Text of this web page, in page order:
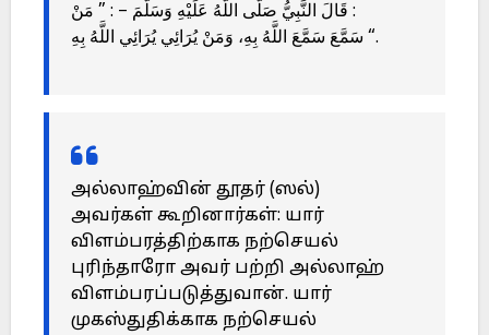
: قَالَ النَّبِيُّ صَلَّى اللَّهُ عَلَيْهِ وَسَلَّمَ – : ” مَنْ
سَمَّعَ سَمَّعَ اللَّهُ بِهِ، وَمَنْ يُرَائِي يُرَائِي اللَّهُ بِهِ “.
அல்லாஹ்வின் தூதர் (ஸல்)
அவர்கள் கூறினார்கள்: யார்
விளம்பரத்திற்காக நற்செயல்
புரிந்தாரோ அவர் பற்றி அல்லாஹ்
விளம்பரப்படுத்துவான். யார்
முகஸ்துதிக்காக நற்செயல்